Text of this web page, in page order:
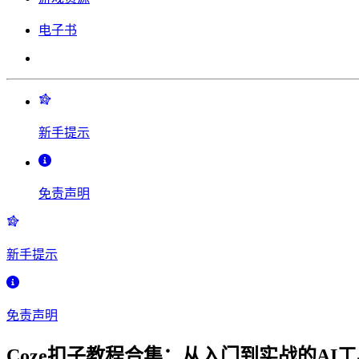
电子书
新手提示
免责声明
新手提示
免责声明